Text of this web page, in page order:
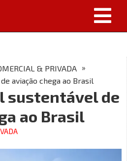
& PRIVADA »
aviação chega ao Brasil
sustentável de
ao Brasil